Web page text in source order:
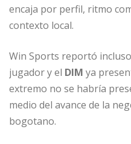
encaja por perfil, ritmo
contexto local.
Win Sports reportó
jugador y el DIM ya
extremo no se habría
medio del avance de la
bogotano.